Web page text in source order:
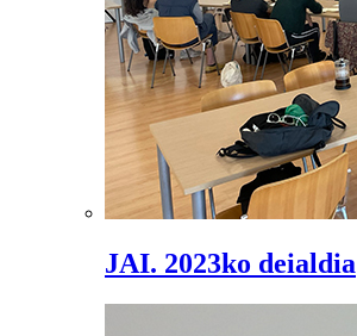
JAI. 2023ko deialdia